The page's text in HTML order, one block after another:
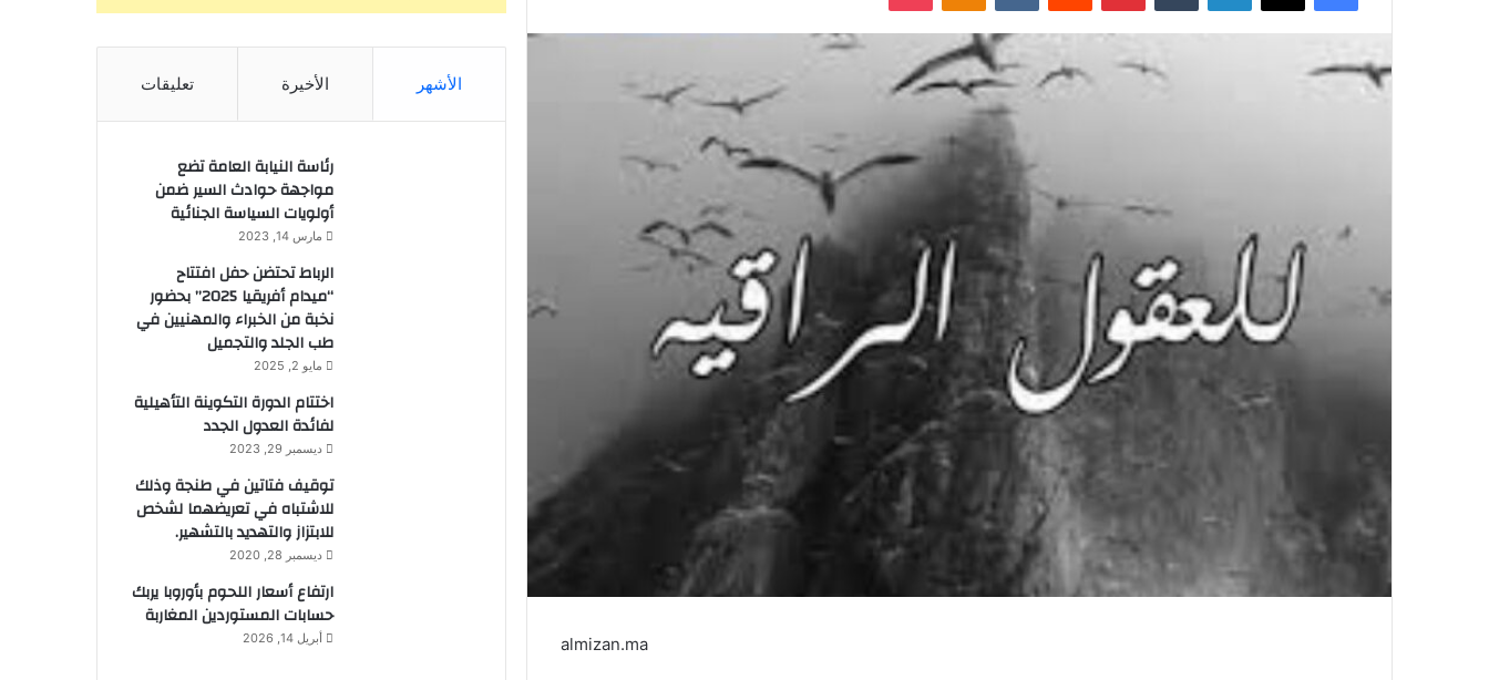
الأشهر الأخيرة تعليقات
رئاسة النيابة العامة تضع
مواجهة حوادث السير ضمن
أولويات السياسة الجنائية
مارس 14, 2023
الرباط تحتضن حفل افتتاح
“ميدام أفريقيا 2025” بحضور
نخبة من الخبراء والمهنيين في
طب الجلد والتجميل
مايو 2, 2025
اختتام الدورة التكوينة التأهيلية
لفائدة العدول الجدد
ديسمبر 29, 2023
توقيف فتاتين في طنجة وذلك
للاشتباه في تعريضهما لشخص
للابتزاز والتهديد بالتشهير.
ديسمبر 28, 2020
ارتفاع أسعار اللحوم بأوروبا يربك
حسابات المستوردين المغاربة
أبريل 14, 2026